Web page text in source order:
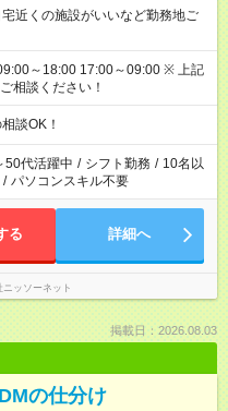
近くの施設がいいなど勤務地ご
～18:00 17:00～09:00 ※ 上記
相談ください！
談OK！
50代活躍中 / シフト勤務 / 10名以
/ パソコンスキル不要
る 詳細へ
ニッソーネット
掲載日：2026.08.03
の仕分け